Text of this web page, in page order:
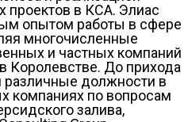
проектов в КСА. Элиас
опытом работы в сфере
многочисленные
и частных компаний
Королевстве. До прихода
различные должности в
компаниях по вопросам
залива,